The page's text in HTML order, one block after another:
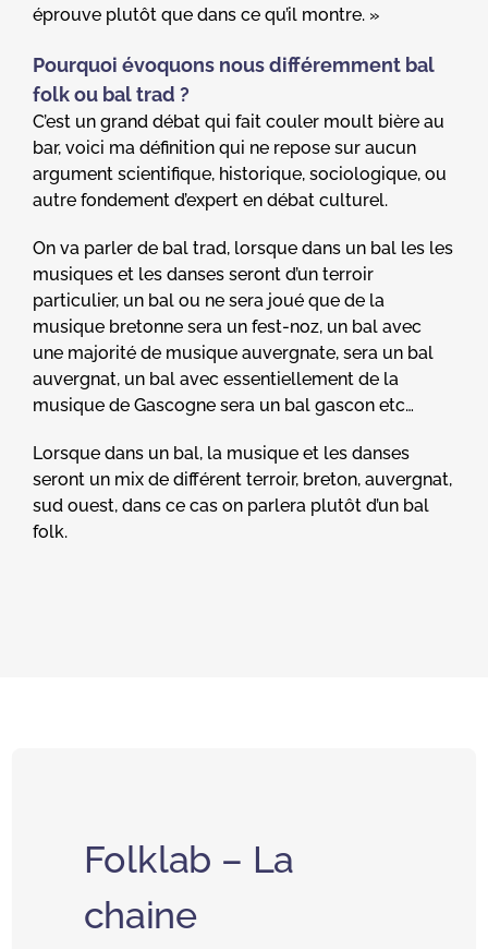
éprouve plutôt que dans ce qu’il montre. »
Pourquoi évoquons nous différemment bal
folk ou bal trad ?
C’est un grand débat qui fait couler moult bière au
bar, voici ma définition qui ne repose sur aucun
argument scientifique, historique, sociologique, ou
autre fondement d’expert en débat culturel.
On va parler de bal trad, lorsque dans un bal les les
musiques et les danses seront d’un terroir
particulier, un bal ou ne sera joué que de la
musique bretonne sera un fest-noz, un bal avec
une majorité de musique auvergnate, sera un bal
auvergnat, un bal avec essentiellement de la
musique de Gascogne sera un bal gascon etc…
Lorsque dans un bal, la musique et les danses
seront un mix de différent terroir, breton, auvergnat,
sud ouest, dans ce cas on parlera plutôt d’un bal
folk.
Folklab – La
chaine